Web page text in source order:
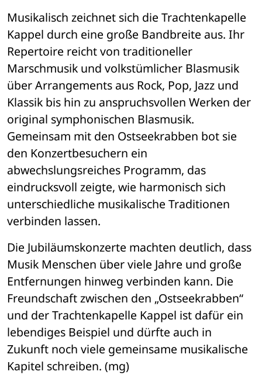
Musikalisch zeichnet sich die Trachtenkapelle
Kappel durch eine große Bandbreite aus. Ihr
Repertoire reicht von traditioneller
Marschmusik und volkstümlicher Blasmusik
über Arrangements aus Rock, Pop, Jazz und
Klassik bis hin zu anspruchsvollen Werken der
original symphonischen Blasmusik.
Gemeinsam mit den Ostseekrabben bot sie
den Konzertbesuchern ein
abwechslungsreiches Programm, das
eindrucksvoll zeigte, wie harmonisch sich
unterschiedliche musikalische Traditionen
verbinden lassen.
Die Jubiläumskonzerte machten deutlich, dass
Musik Menschen über viele Jahre und große
Entfernungen hinweg verbinden kann. Die
Freundschaft zwischen den „Ostseekrabben“
und der Trachtenkapelle Kappel ist dafür ein
lebendiges Beispiel und dürfte auch in
Zukunft noch viele gemeinsame musikalische
Kapitel schreiben. (mg)